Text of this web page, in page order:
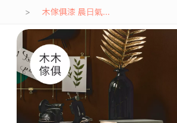
木傢俱漆 晨日氣...